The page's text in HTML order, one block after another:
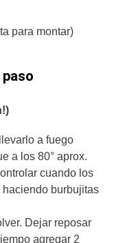
para montar)
a fuego
a los 80° aprox.
cuando los
haciendo burbujitas
Dejar reposar
agregar 2